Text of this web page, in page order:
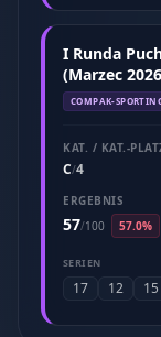
I Runda
(Marzec
COMPAK-
KAT. / KAT.-
C/4
ERGEBNIS
57/100 57.0%
SERIEN
17 12 15